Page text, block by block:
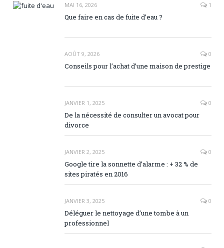
MAI 16, 2026 1
Que faire en cas de fuite d’eau ?
AOÛT 9, 2026 0
Conseils pour l’achat d’une maison de prestige
JANVIER 1, 2025 0
De la nécessité de consulter un avocat pour
divorce
JANVIER 2, 2025 0
Google tire la sonnette d’alarme : + 32 % de
sites piratés en 2016
JANVIER 3, 2025 0
Déléguer le nettoyage d’une tombe à un
professionnel